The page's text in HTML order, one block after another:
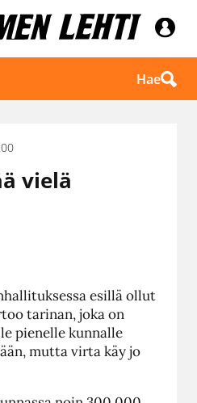
Hae
vielä
esillä ollut
tarinan, joka on
pienelle kunnalle
mutta virta käy jo